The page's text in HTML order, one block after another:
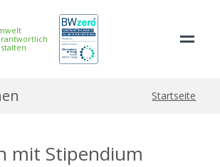
Startseite
mit Stipendium